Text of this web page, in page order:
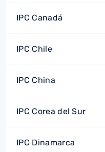
IPC Canadá
IPC Chile
IPC China
IPC Corea del Sur
IPC Dinamarca